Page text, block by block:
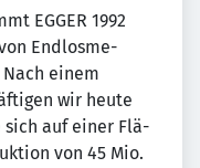
EGGER 1992
Endlosme­
einem
wir heute
sich auf einer Flä­
von 45 Mio.